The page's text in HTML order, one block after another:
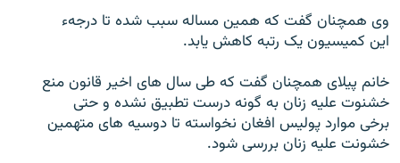
صفحه پشتو
Azadi English
به ما بپیوندید
وی همچنان گفت که همین مساله سبب شده تا درجهء
این کمیسیون یک رتبه کاهش یابد.
خانم پیلای همچنان گفت که طی سال های اخیر قانون منع
خشنوت علیه زنان به گونه درست تطبیق نشده و حتی
برخی موارد پولیس افغان نخواسته تا دوسیه های متهمین
خشونت علیه زنان بررسی شود.